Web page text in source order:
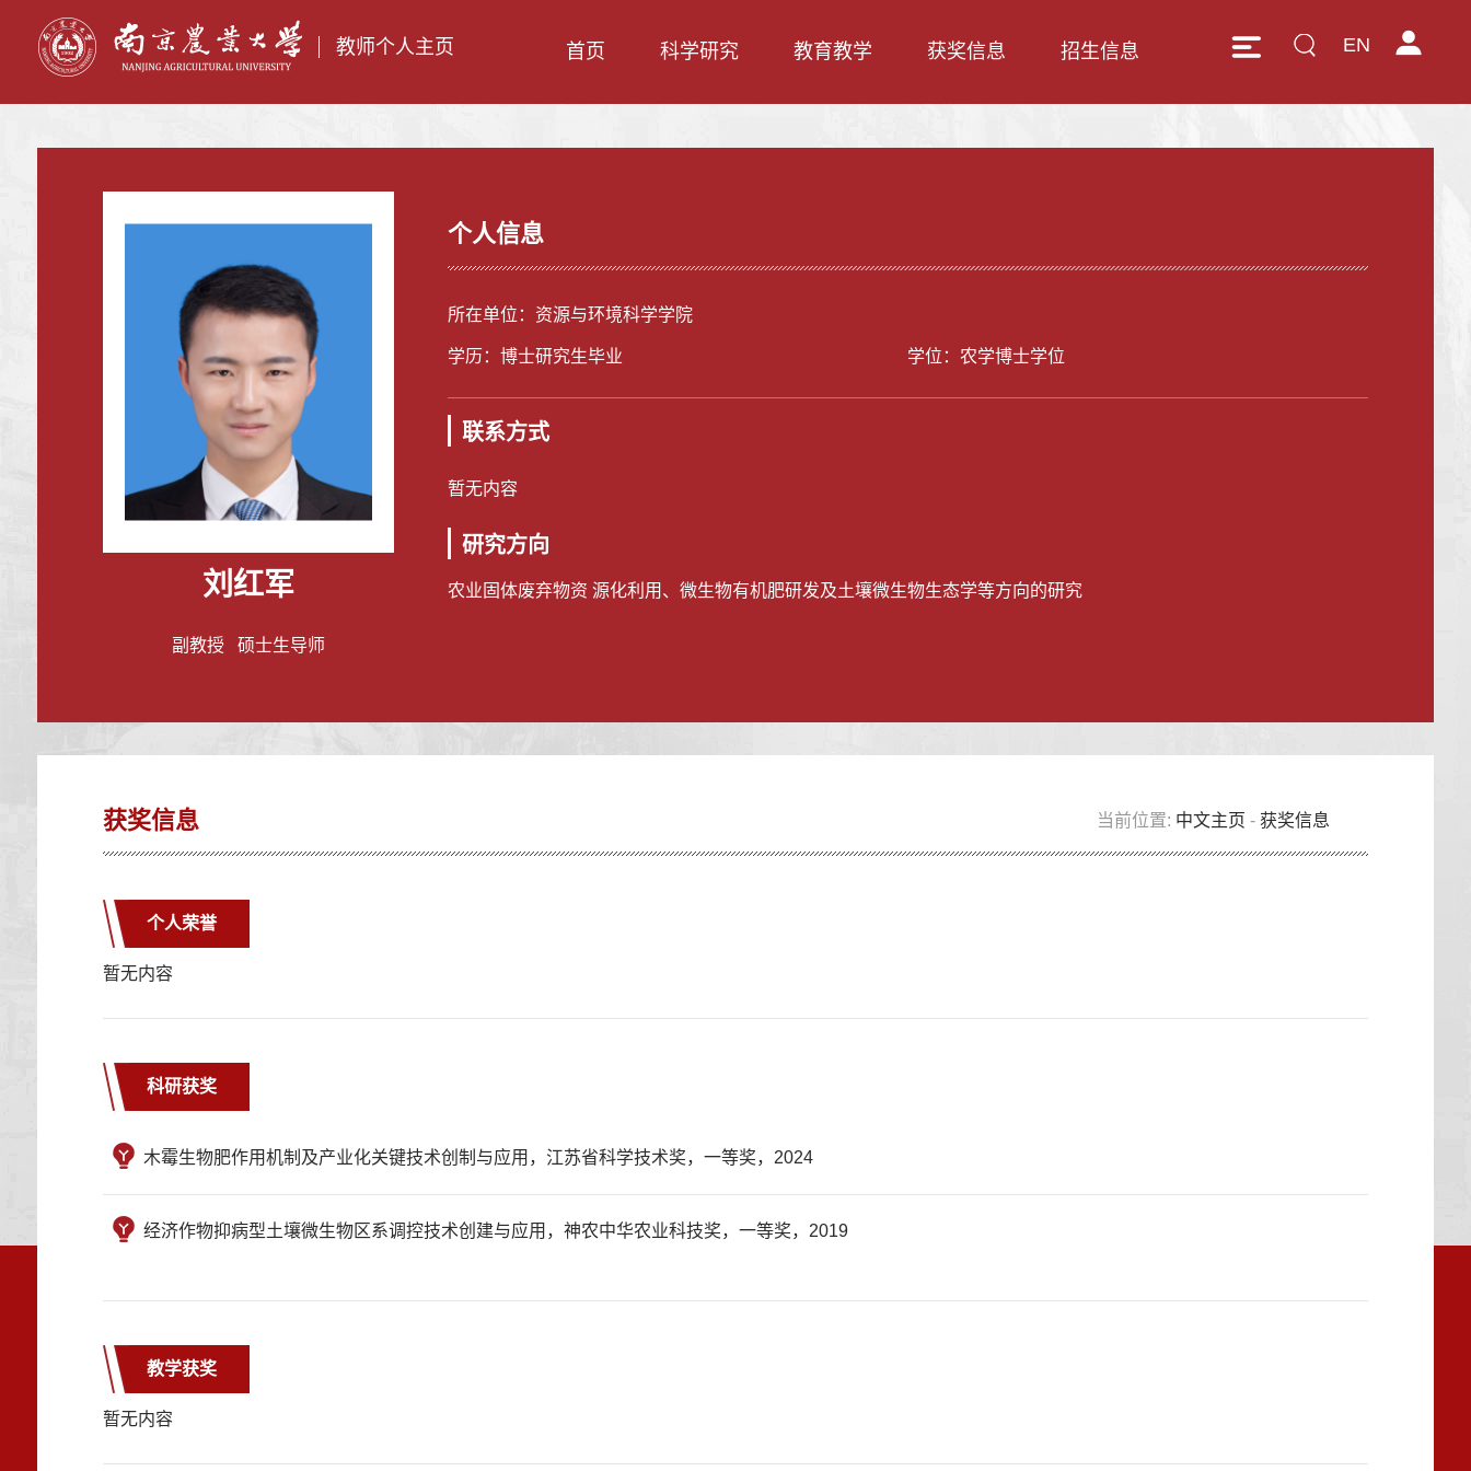
教师个人主页 EN
首页 科学研究 教育教学 获奖信息 招生信息
刘红军
副教授 硕士生导师
个人信息
所在单位：资源与环境科学学院
学历：博士研究生毕业 学位：农学博士学位
联系方式
暂无内容
研究方向
农业固体废弃物资 源化利用、微生物有机肥研发及土壤微生物生态学等方向的研究
获奖信息 当前位置: 中文主页 -获奖信息
个人荣誉
暂无内容
科研获奖
木霉生物肥作用机制及产业化关键技术创制与应用，江苏省科学技术奖，一等奖，2024
经济作物抑病型土壤微生物区系调控技术创建与应用，神农中华农业科技奖，一等奖，2019
教学获奖
暂无内容